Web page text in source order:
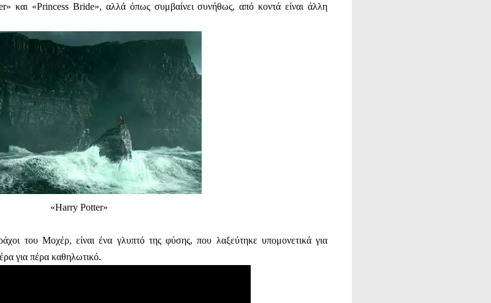
και «Princess Bride», αλλά όπως συμβαίνει συνήθως, από κοντά είναι άλλη
«Harry Potter»
του Μοχέρ, είναι ένα γλυπτό της φύσης, που λαξεύτηκε υπομονετικά για
για πέρα καθηλωτικό.